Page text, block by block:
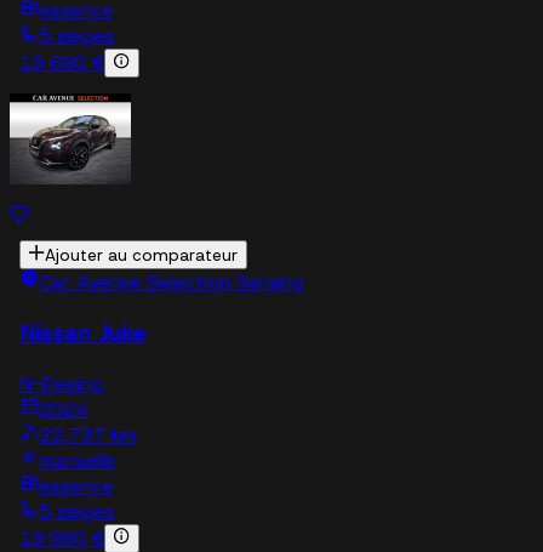
essence
5 sieges
19 690 €
Ajouter au comparateur
Car Avenue Selection Seraing
Nissan Juke
N-Desing
2024
22,737 km
manuelle
essence
5 sieges
19 990 €